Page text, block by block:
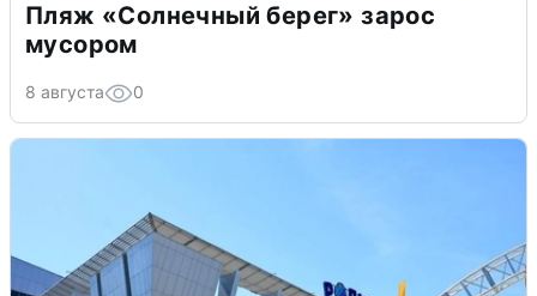
Пляж «Солнечный берег» зарос
мусором
8 августа 0